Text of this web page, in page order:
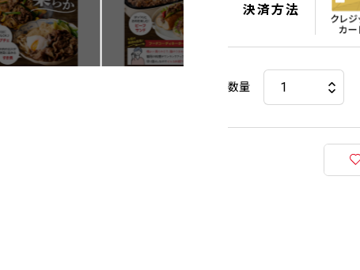
決済方法
数量